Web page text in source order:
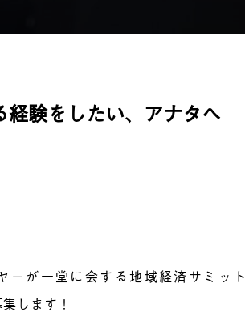
験をしたい、アナタへ
ーが一堂に会する地域経済サミット
します！